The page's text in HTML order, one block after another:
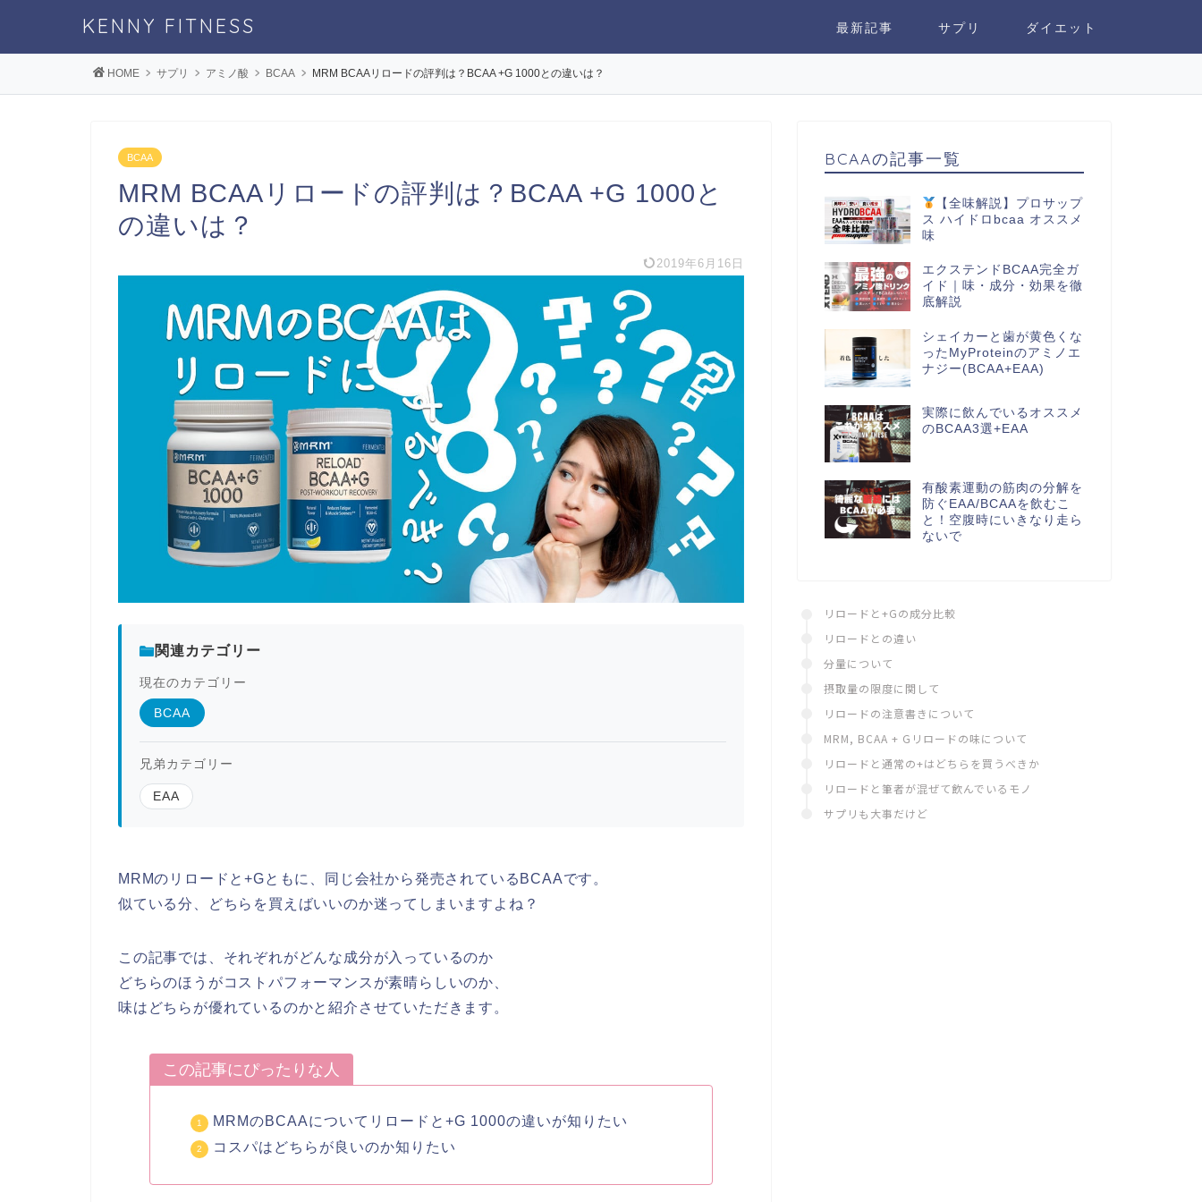
KENNY FITNESS 最新記事 サプリ ダイエット
HOME サプリ アミノ酸 BCAA MRM BCAAリロードの評判は？BCAA +G 1000との違いは？
BCAA
MRM BCAAリロードの評判は？BCAA +G 1000と
の違いは？
2019年6月16日
関連カテゴリー
現在のカテゴリー
BCAA
兄弟カテゴリー
EAA
MRMのリロードと+Gともに、同じ会社から発売されているBCAAです。
似ている分、どちらを買えばいいのか迷ってしまいますよね？
この記事では、それぞれがどんな成分が入っているのか
どちらのほうがコストパフォーマンスが素晴らしいのか、
味はどちらが優れているのかと紹介させていただきます。
この記事にぴったりな人
MRMのBCAAについてリロードと+G 1000の違いが知りたい
コスパはどちらが良いのか知りたい
BCAAの記事一覧
【全味解説】プロサップ
ス ハイドロbcaa オススメ
味
エクステンドBCAA完全ガ
イド｜味・成分・効果を徹
底解説
シェイカーと歯が黄色くな
ったMyProteinのアミノエ
ナジー(BCAA+EAA)
実際に飲んでいるオススメ
のBCAA3選+EAA
有酸素運動の筋肉の分解を
防ぐEAA/BCAAを飲むこ
と！空腹時にいきなり走ら
ないで
リロードと+Gの成分比較
リロードとの違い
分量について
摂取量の限度に関して
リロードの注意書きについて
MRM, BCAA + Gリロードの味について
リロードと通常の+はどちらを買うべきか
リロードと筆者が混ぜて飲んでいるモノ
サプリも大事だけど